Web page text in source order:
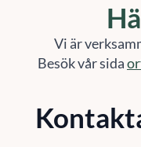
Vi är
Besök vår sida